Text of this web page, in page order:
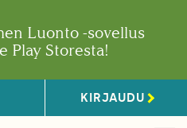
Luonto -sovellus
Play Storesta!
KIRJAUDU